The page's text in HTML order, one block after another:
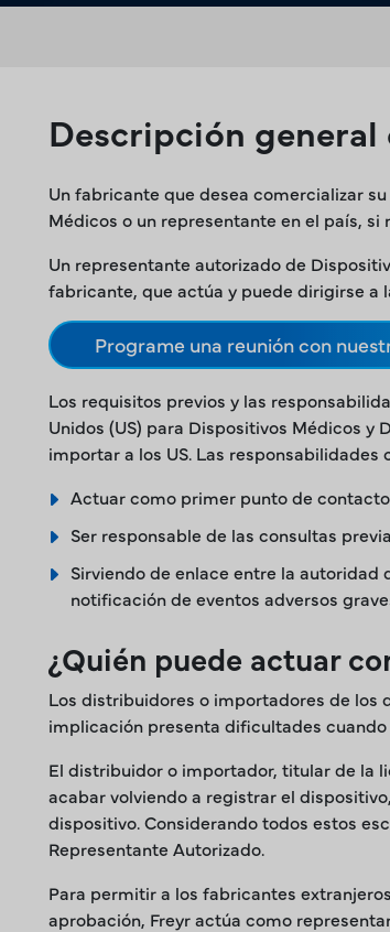
Descripción
Un fabricante que desea comercializar
Médicos o un representante en el país,
Un representante autorizado de
fabricante, que actúa y puede dirigirse a
Programe una reunión con
Los requisitos previos y las
Unidos (US) para Dispositivos Médicos
importar a los US. Las
Actuar como primer punto de
Ser responsable de las consultas
Sirviendo de enlace entre la autoridad
notificación de eventos adversos
¿Quién puede actuar
Los distribuidores o importadores de los
implicación presenta dificultades
El distribuidor o importador, titular de la
acabar volviendo a registrar el
dispositivo. Considerando todos estos
Representante Autorizado.
Para permitir a los fabricantes
aprobación, Freyr actúa como